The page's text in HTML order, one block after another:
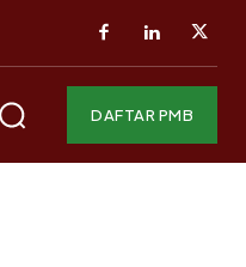
DAFTAR PMB